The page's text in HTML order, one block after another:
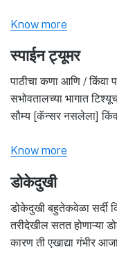
Know more
स्पाईन ट्यूमर
पाठीचा कणा आणि / किंवा
सभोवतालच्या भागात
सौम्य [कॅन्सर नसलेला]
Know more
डोकेदुखी
डोकेदुखी बहुतेकवेळा सर्दी
तरीदेखील सतत होणाऱ्या
कारण ती एखाद्या गंभीर